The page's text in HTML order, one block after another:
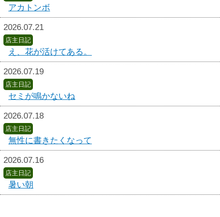
アカトンボ
2026.07.21
店主日記
え、花が活けてある。
2026.07.19
店主日記
セミが鳴かないね
2026.07.18
店主日記
無性に書きたくなって
2026.07.16
店主日記
暑い朝